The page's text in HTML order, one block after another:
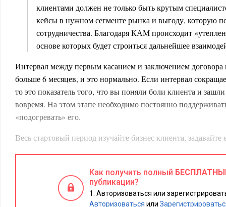
клиентами должен не только быть крутым
кейсы в нужном сегменте рынка и выгоду, которую
сотрудничества. Благодаря КАМ происходит
основе которых будет строиться дальнейшее
Интервал между первым касанием и заключением
больше 6 месяцев, и это нормально. Если интервал
то это показатель того, что вы поняли боли клиента и
вовремя. На этом этапе необходимо постоянно
«подогревать» его.
Весь стартовый период изучайте бизнес клиента,
менять и начинать тестировать ваше решение для развития
договор будет заключен только через полгода, постоянно
сотрудников, с которыми удалось найти общий язык:
Как получить полный
публикации?
Авторизоваться или
Авторизоваться или